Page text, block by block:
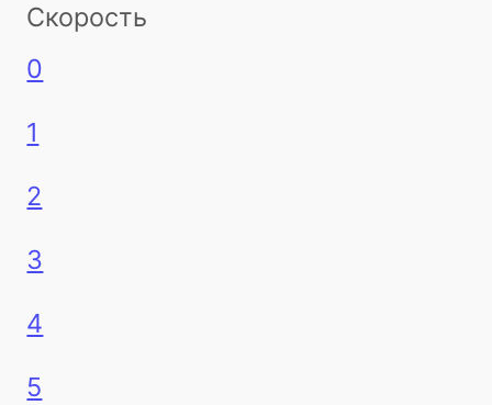
Скорость
0
1
2
3
4
5